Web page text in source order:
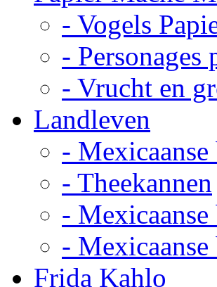
- Vogels
- Personages
- Vrucht en
Landleven
- Mexicaanse
- Theekannen
-
-
Frida Kahlo